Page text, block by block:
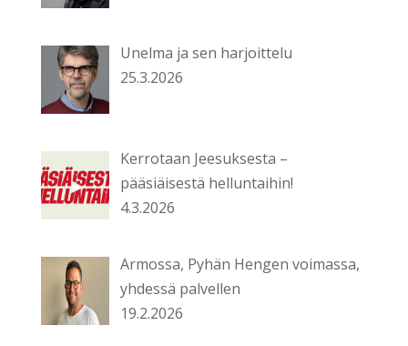
Unelma ja sen harjoittelu
25.3.2026
Kerrotaan Jeesuksesta –
pääsiäisestä helluntaihin!
4.3.2026
Armossa, Pyhän Hengen voimassa,
yhdessä palvellen
19.2.2026